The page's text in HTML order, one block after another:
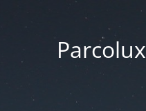
Parcolux